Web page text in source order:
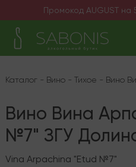
Промокод AUGUST на
Каталог - Вино- Тихое - Вино
Вино Вина
№7" ЗГУ
Vina Arpachina "Etud №7"